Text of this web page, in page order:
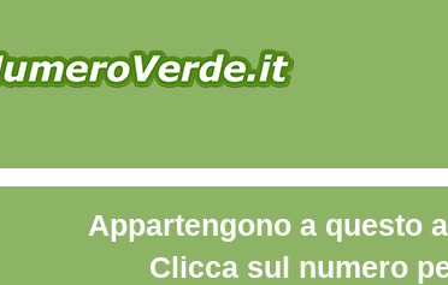
Appartengono a questo
Clicca sul numero